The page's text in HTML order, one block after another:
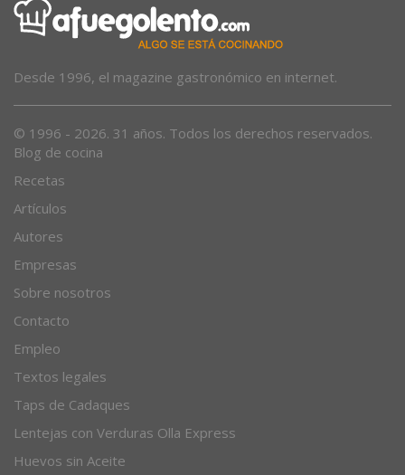
Blog de cocina
Recetas
Artículos
Autores
Empresas
Sobre nosotros
Contacto
Empleo
Textos legales
Taps de Cadaques
Lentejas con Verduras Olla Express